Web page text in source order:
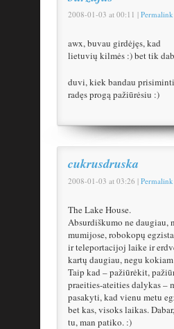
2008-01-03 at 00:11 | Permalink
awx, buvau girdėjęs, kad
lietuvių kilmės :) bet tik
duvi, kiek bandau
radęs progą pažiūrėsiu :)
cukrusdruska
2008-01-03 at 03:26 | Permalink
The Lake House.
Absurdiškumo ne daugiau,
mumijose, robokopų
ir teleportacijoj laike ir
kartų daugiau, negu
Taip kad – pažiūrėkit,
praeities-ateities dalykas –
pasakyti, kad vienu metu
bet kas, visoks laikas.
tu, man patiko. :)